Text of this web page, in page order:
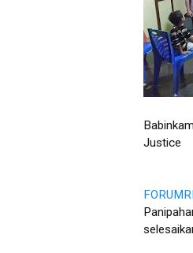
Justice